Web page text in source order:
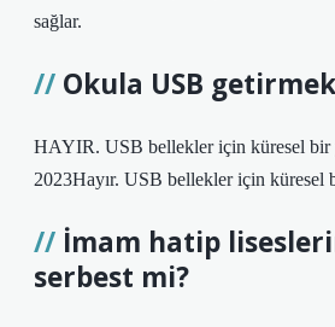
sağlar.
Okula USB
HAYIR. USB bellekler için küresel bir
2023Hayır. USB bellekler için küresel
İmam hatip
serbest mi?